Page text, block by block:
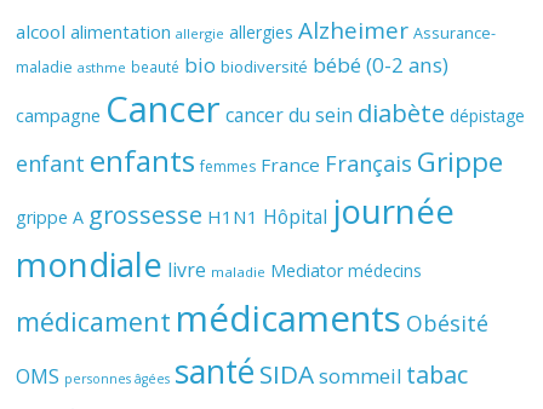
alcool alimentation allergie allergies Alzheimer Assurance-
maladie asthme beauté bio biodiversité bébé (0-2 ans)
campagne Cancer cancer du sein diabète dépistage
enfant enfants femmes France Français Grippe
grippe A grossesse H1N1 Hôpital journée
mondiale livre maladie Mediator médecins
médicament médicaments Obésité
OMS personnes âgées santé SIDAsommeil tabac